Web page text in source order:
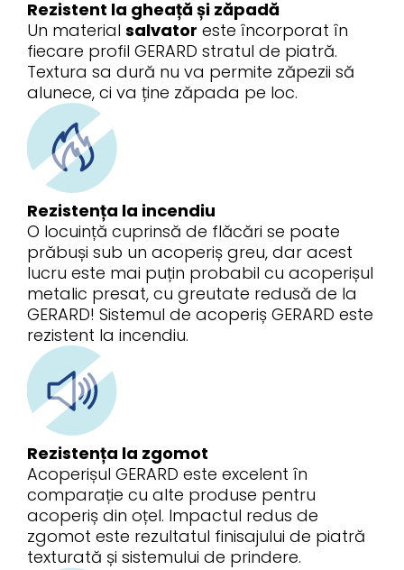
Rezistent la gheață și zăpadă
Un material salvator este încorporat în
fiecare profil GERARD stratul de piatră.
Textura sa dură nu va permite zăpezii să
alunece, ci va ține zăpada pe loc.
Rezistența la incendiu
O locuință cuprinsă de flăcări se poate
prăbuși sub un acoperiș greu, dar acest
lucru este mai puțin probabil cu acoperișul
metalic presat, cu greutate redusă de la
GERARD! Sistemul de acoperiș GERARD este
rezistent la incendiu.
Rezistența la zgomot
Acoperișul GERARD este excelent în
comparație cu alte produse pentru
acoperiș din oțel. Impactul redus de
zgomot este rezultatul finisajului de piatră
texturată și sistemului de prindere.